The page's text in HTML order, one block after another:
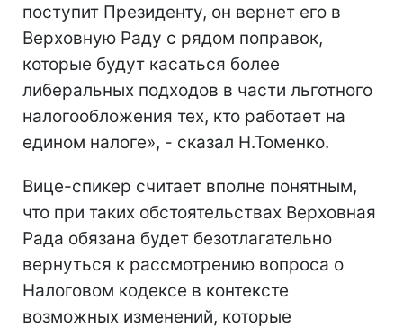
поступит Президенту, он вернет его в
Верховную Раду с рядом поправок,
которые будут касаться более
либеральных подходов в части льготного
налогообложения тех, кто работает на
едином налоге», - сказал Н.Томенко.
Вице-спикер считает вполне понятным,
что при таких обстоятельствах Верховная
Рада обязана будет безотлагательно
вернуться к рассмотрению вопроса о
Налоговом кодексе в контексте
возможных изменений, которые